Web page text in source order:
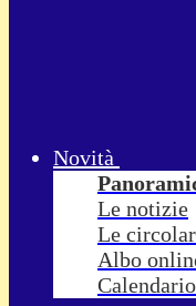
Novità
Le notizie
Le
Albo